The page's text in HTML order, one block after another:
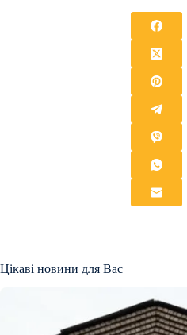
Цікаві новини для Вас